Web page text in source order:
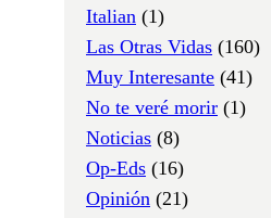
Italian (1)
Las Otras Vidas (160)
Muy Interesante (41)
No te veré morir (1)
Noticias (8)
Op-Eds (16)
Opinión (21)